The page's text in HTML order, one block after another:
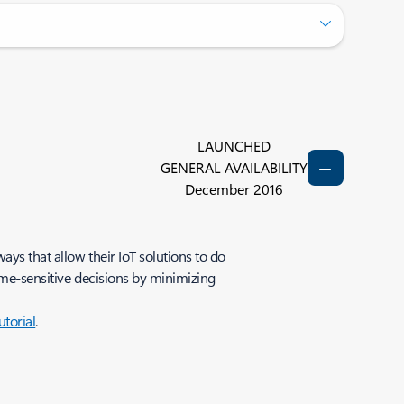
LAUNCHED
GENERAL AVAILABILITY
December 2016
that allow their IoT solutions to do
sensitive decisions by minimizing
.